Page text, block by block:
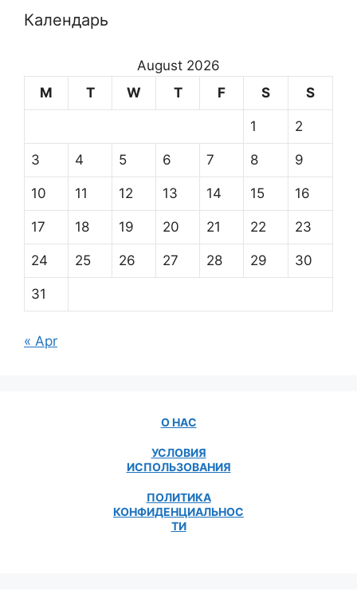
Календарь
August 2026
M
T W T F S S
1 2
3 4 5 6 7 8 9
10 11 12 13 14 15 16
17 18 19 20 21 22 23
24 25 26 27 28 29 30
31
« Apr
О НАС
УСЛОВИЯ
ИСПОЛЬЗОВАНИЯ
ПОЛИТИКА
КОНФИДЕНЦИАЛЬНОС
ТИ